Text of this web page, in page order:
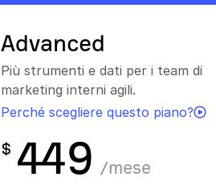
Advanced
Più strumenti e dati per i team di
marketing interni agili.
Perché scegliere questo piano?
$ 449 /mese